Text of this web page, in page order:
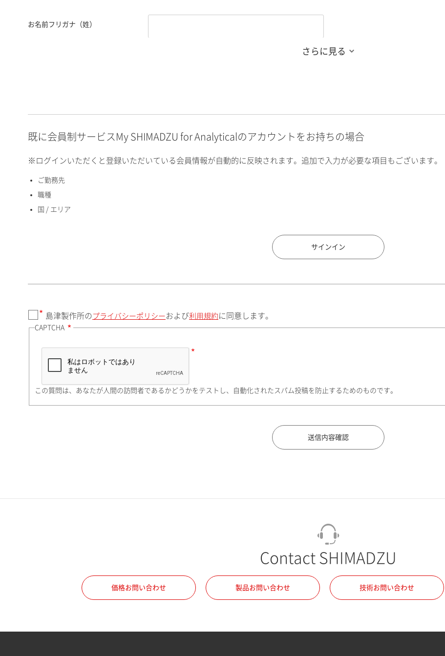
お名前フリガナ（姓）
英数）
国 / エリア
住所検索
都道府県（勤務先）
町名・番地（勤務先）
所属部署
さらに見る
既に会員制サービスMy SHIMADZU for Analyticalのアカウントをお持ちの場合
※ログインいただくと登録いただいている会員情報が自動的に反映されます。追加で入力が必要な項目もございます。
ご勤務先
職種
国 / エリア
サインイン
島津製作所の プライバシーポリシー および利用規約 に同意します。
CAPTCHA
この質問は、あなたが人間の訪問者であるかどうかをテストし、自動化されたスパム投稿を防止するためのものです。
Contact SHIMADZU
価格お問い合わせ 製品お問い合わせ 技術お問い合わせ